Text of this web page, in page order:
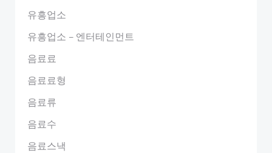
유흥업소
유흥업소 – 엔터테인먼트
음료료
음료료형
음료류
음료수
음료스낵